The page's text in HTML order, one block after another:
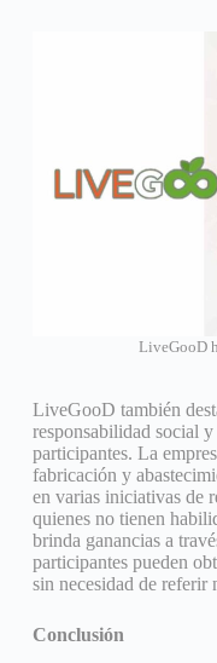
LiveGooD
LiveGooD también
responsabilidad social
participantes. La
fabricación y
en varias iniciativas de
quienes no tienen
brinda ganancias a
participantes pueden
sin necesidad de referir
Conclusión